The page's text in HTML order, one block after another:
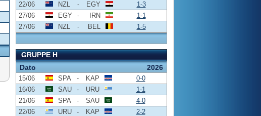
22/06
NZL - EGY
1-3
27/06
EGY - IRN
1-1
27/06
NZL - BEL 1-5
GRUPPE H
Dato
2026
15/06 SPA - KAP
0-0
16/06
SAU - URU
1-1
21/06
SPA - SAU
4-0
22/06
URU - KAP
2-2